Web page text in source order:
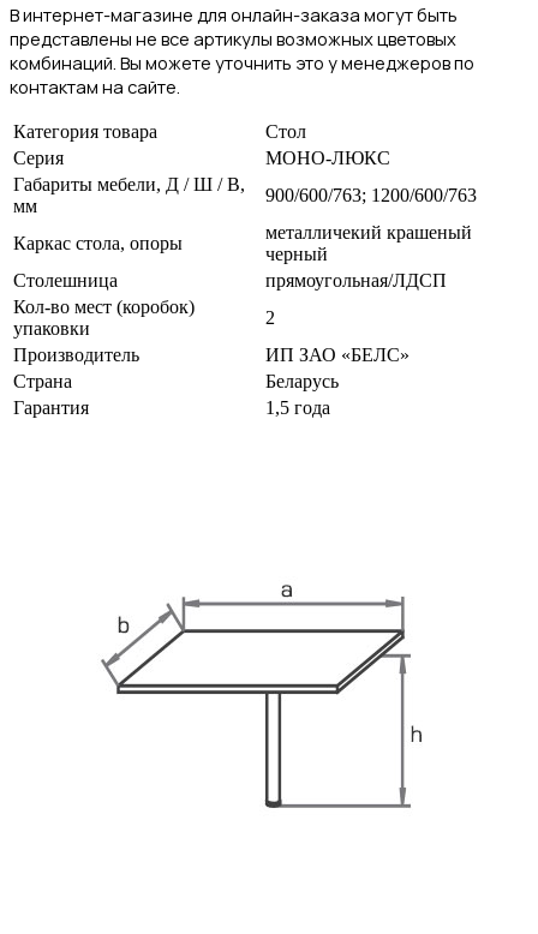
В интернет-магазине для онлайн-заказа могут быть
представлены не все артикулы возможных цветовых
комбинаций. Вы можете уточнить это у менеджеров по
контактам на сайте.
Категория товара
Стол
Серия
МОНО-ЛЮКС
Габариты мебели, Д / Ш / В,
мм
900/600/763; 1200/600/763
Каркас стола, опоры
металличекий крашеный
черный
Столешница
прямоугольная/ЛДСП
Кол-во мест (коробок)
упаковки
2
Производитель
ИП ЗАО «БЕЛС»
Страна
Беларусь
Гарантия
1,5 года